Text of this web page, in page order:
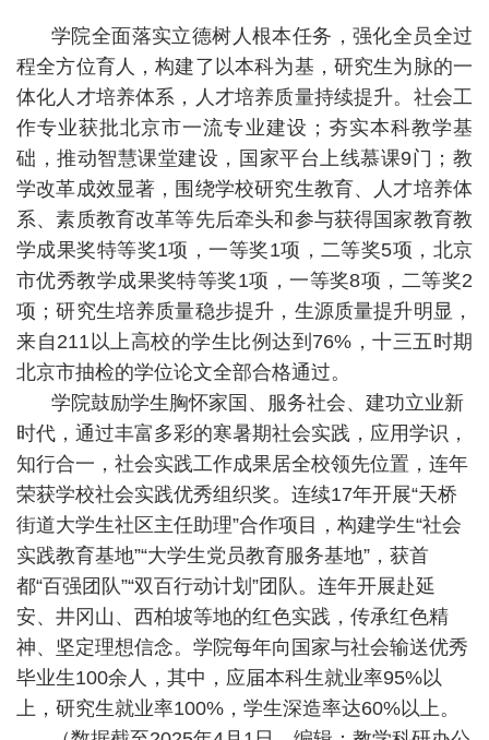
学院全面落实立德树人根本任务，强化全员全过
程全方位育人，构建了以本科为基，研究生为脉的一
体化人才培养体系，人才培养质量持续提升。社会工
作专业获批北京市一流专业建设；夯实本科教学基
础，推动智慧课堂建设，国家平台上线慕课9门；教
学改革成效显著，围绕学校研究生教育、人才培养体
系、素质教育改革等先后牵头和参与获得国家教育教
学成果奖特等奖1项，一等奖1项，二等奖5项，北京
市优秀教学成果奖特等奖1项，一等奖8项，二等奖2
项；研究生培养质量稳步提升，生源质量提升明显，
来自211以上高校的学生比例达到76%，十三五时期
北京市抽检的学位论文全部合格通过。
学院鼓励学生胸怀家国、服务社会、建功立业新
时代，通过丰富多彩的寒暑期社会实践，应用学识，
知行合一，社会实践工作成果居全校领先位置，连年
荣获学校社会实践优秀组织奖。连续17年开展“天桥
街道大学生社区主任助理”合作项目，构建学生“社会
实践教育基地”“大学生党员教育服务基地”，获首
都“百强团队”“双百行动计划”团队。连年开展赴延
安、井冈山、西柏坡等地的红色实践，传承红色精
神、坚定理想信念。学院每年向国家与社会输送优秀
毕业生100余人，其中，应届本科生就业率95%以
上，研究生就业率100%，学生深造率达60%以上。